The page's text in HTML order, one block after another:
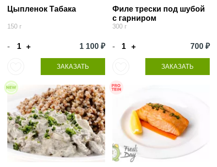
Цыпленок Табака
150 г
- + 1 100 ₽
ЗАКАЗАТЬ
Филе трески под шубой
с гарниром
300 г
- + 700 ₽
ЗАКАЗАТЬ